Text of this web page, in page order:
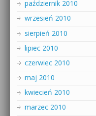
październik 2010
wrzesień 2010
sierpień 2010
lipiec 2010
czerwiec 2010
maj 2010
kwiecień 2010
marzec 2010